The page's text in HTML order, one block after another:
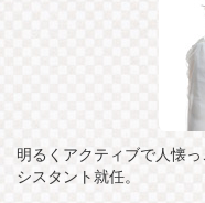
明るくアクティブで人懐
シスタント就任。